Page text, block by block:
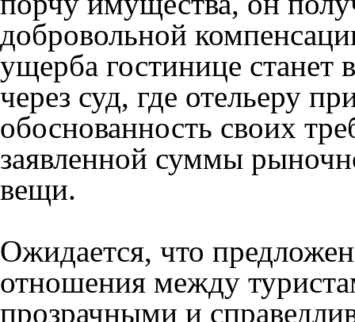
добровольной
ущерба гостинице
через суд, где отельеру
обоснованность своих
заявленной суммы
вещи.
Ожидается, что
отношения между
прозрачными и